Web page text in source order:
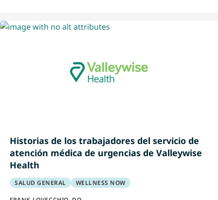
Historias de los trabajadores del servicio de
atención médica de urgencias de Valleywise
Health
SALUD GENERAL WELLNESS NOW